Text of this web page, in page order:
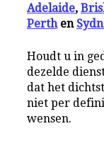
Adelaide,
Perthen
Houdt u in
dezelde
dat het
niet per
wensen.